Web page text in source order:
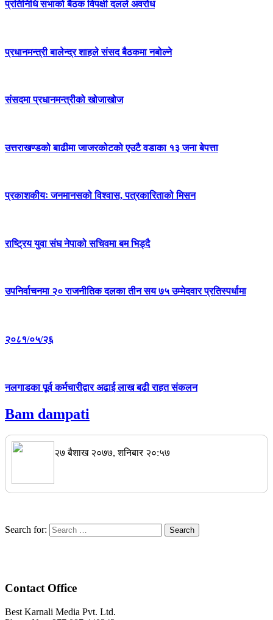
प्रतिनिधि सभाको बैठक विपक्षी दलले अवरोध
प्रधानमन्त्री बालेन्द्र शाहले संसद बैठकमा नबोल्ने
संसदमा प्रधानमन्त्रीको खोजाखोज
उत्तराखण्डको बाढीमा जाजरकोटको एउटै वडाका १३ जना बेपत्ता
प्रकाशकीयः जनमानसको विश्वास, पत्रकारिताको मिसन
राष्ट्रिय युवा संघ नेपाको सचिवमा बम भिड्दै
उपनिर्वाचनमा २० राजनीतिक दलका तीन सय ७५ उम्मेदवार प्रतिस्पर्धामा
२०८१/०५/२६
नलगाडका पूर्व कर्मचारीद्वार अढाई लाख बढी राहत संकलन
Bam dampati
२७ बैशाख २०७७, शनिबार २०:५७
Search for:
Contact Office
Best Karnali Media Pvt. Ltd.